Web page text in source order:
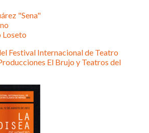
"Sena"
Loseto
Festival Internacional de Teatro
El Brujo y Teatros del